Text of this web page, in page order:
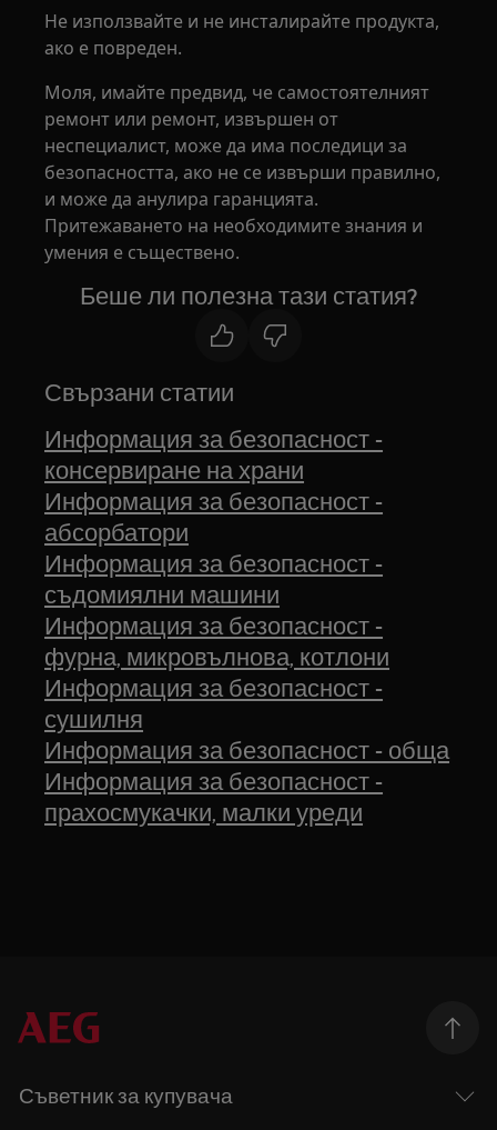
Не използвайте и не инсталирайте продукта,
ако е повреден.
Моля, имайте предвид, че самостоятелният
ремонт или ремонт, извършен от
неспециалист, може да има последици за
безопасността, ако не се извърши правилно,
и може да анулира гаранцията.
Притежаването на необходимите знания и
умения е съществено.
Беше ли полезна тази статия?
Свързани статии
Информация за безопасност -
консервиране на храни
Информация за безопасност -
абсорбатори
Информация за безопасност -
съдомиялни машини
Информация за безопасност -
фурна, микровълнова, котлони
Информация за безопасност -
сушилня
Информация за безопасност - обща
Информация за безопасност -
прахосмукачки, малки уреди
Съветник за купувача